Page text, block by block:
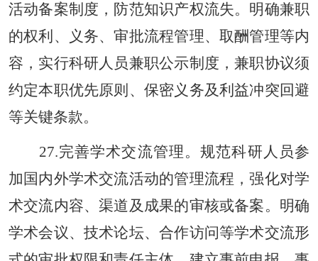
活动备案制度，防范知识产权流失。明确兼职
的权利、义务、审批流程管理、取酬管理等内
容，实行科研人员兼职公示制度，兼职协议须
约定本职优先原则、保密义务及利益冲突回避
等关键条款。
27.完善学术交流管理。规范科研人员参
加国内外学术交流活动的管理流程，强化对学
术交流内容、渠道及成果的审核或备案。明确
学术会议、技术论坛、合作访问等学术交流形